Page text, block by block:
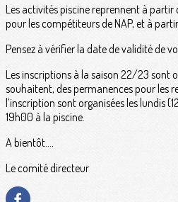
Les activités piscine reprennent à partir
pour les compétiteurs de NAP, et à
Pensez à vérifier la date de validité de
Les inscriptions à la saison 22/23 sont
souhaitent, des permanences pour les
l’inscription sont organisées les lundis
19h00 à la piscine.
A bientôt....
Le comité directeur